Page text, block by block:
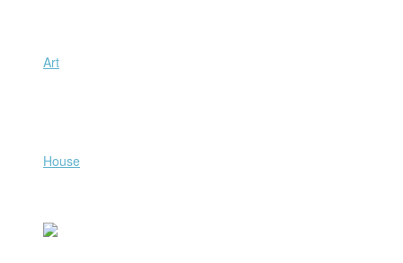
Art
House